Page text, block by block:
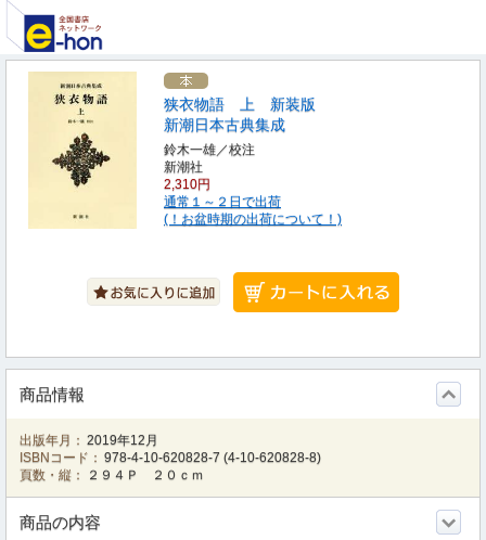
狭衣物語 上 新装版
新潮日本古典集成
鈴木一雄／校注
新潮社
2,310円
通常１～２日で出荷
(！お盆時期の出荷について！)
商品情報
出版年月： 2019年12月
ISBNコード： 978-4-10-620828-7 (4-10-620828-8)
頁数・縦：
２９４Ｐ ２０ｃｍ
商品の内容